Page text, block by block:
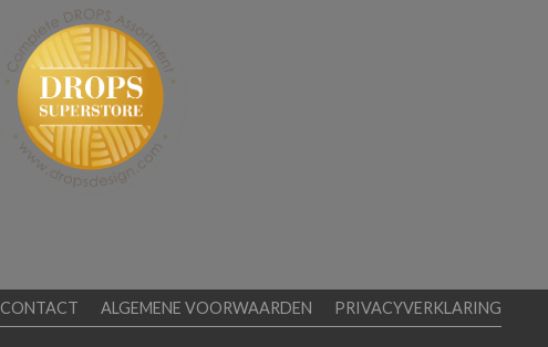
CONTACT ALGEMENE VOORWAARDEN
PRIVACYVERKLARING